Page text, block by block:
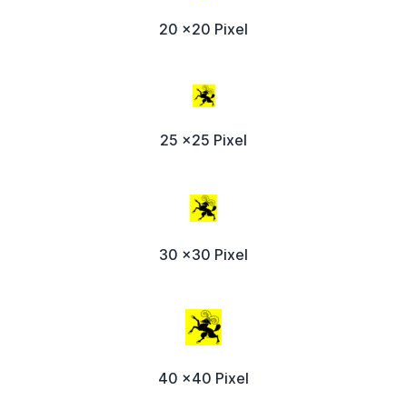
20 x20 Pixel
25 x25 Pixel
30 x30 Pixel
40 x40 Pixel